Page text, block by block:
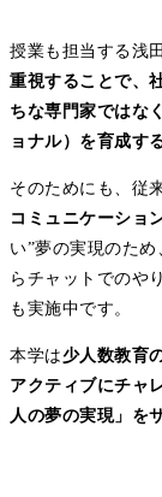
授業も担当する浅
重視することで、
ちな専門家ではな
ョナル）を育成する
そのためにも、従
コミュニケーショ
い”夢の実現のた
らチャットでのや
も実施中です。
本学は少人数教育
アクティブにチャ
人の夢の実現」を